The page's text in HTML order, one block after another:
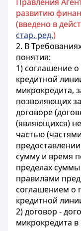
развитию
(введено в
стар. ред.)
2. В
понятия:
1) соглашение
кредитной
микрокредита,
позволяющих
договоре
(являющихся)
частью
сумму и время
пределах
правилами
соглашением о
кредитной
2) договор -
микрокредита